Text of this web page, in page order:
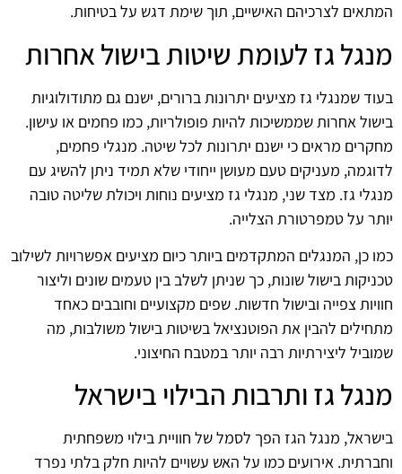
המתאים לצרכיהם האישיים, תוך שימת דגש על בטיחות.
מנגל גז לעומת שיטות בישול אחרות
בעוד שמנגלי גז מציעים יתרונות ברורים, ישנם גם מתודולוגיות
בישול אחרות שממשיכות להיות פופולריות, כמו פחמים או עישון.
מחקרים מראים כי ישנם יתרונות לכל שיטה. מנגלי פחמים,
לדוגמה, מעניקים טעם מעושן ייחודי שלא תמיד ניתן להשיג עם
מנגלי גז. מצד שני, מנגלי גז מציעים נוחות ויכולת שליטה טובה
יותר על טמפרטורת הצלייה.
כמו כן, המנגלים המתקדמים ביותר כיום מציעים אפשרויות לשילוב
טכניקות בישול שונות, כך שניתן לשלב בין טעמים שונים וליצור
חוויות צפייה ובישול חדשות. שפים מקצועיים וחובבים כאחד
מתחילים להבין את הפוטנציאל בשיטות בישול משולבות, מה
שמוביל ליצירתיות רבה יותר במטבח החיצוני.
מנגל גז ותרבות הבילוי בישראל
בישראל, מנגל הגז הפך לסמל של חוויית בילוי משפחתית
וחברתית. אירועים כמו על האש עשויים להיות חלק בלתי נפרד